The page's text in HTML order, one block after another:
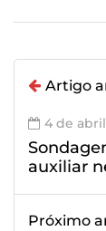
Artigo
4 de
auxiliar
Próximo